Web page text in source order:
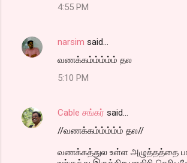
4:55 PM
narsim said…
வணக்கம்ம்ம்ம்ம் தல‌
5:10 PM
Cable சங்கர் said…
//வணக்கம்ம்ம்ம்ம் தல‌//
வணக்கத்துல உள்ள அழுத்தத்தை